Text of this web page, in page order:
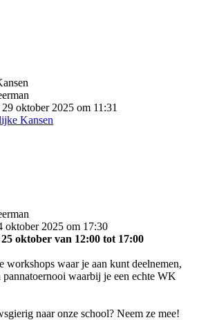
oktober 2025 om 11:31
Kansen
oktober 2025 om 17:30
oktober van 12:00 tot 17:00
workshops waar je aan kunt deelnemen,
pannatoernooi waarbij je een echte WK
naar onze school? Neem ze mee!